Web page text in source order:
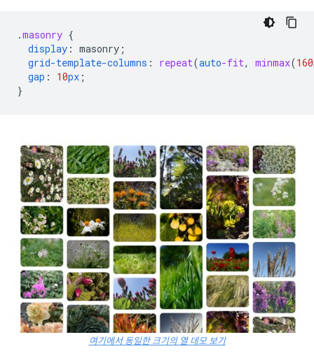
.masonry {
display : masonry ;
grid-template-columns : repeat(auto-fit, minmax(160
gap : 10px ;
}
여기에서 동일한 크기의 열 데모 보기